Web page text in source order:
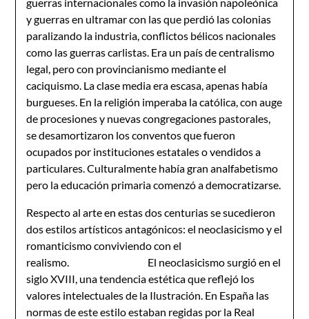
y guerras en ultramar con las que perdió las colonias
paralizando la industria, conflictos bélicos nacionales
como las guerras carlistas. Era un país de centralismo
legal, pero con provincianismo mediante el
caciquismo. La clase media era escasa, apenas había
burgueses. En la religión imperaba la católica, con auge
de procesiones y nuevas congregaciones pastorales,
se desamortizaron los conventos que fueron
ocupados por instituciones estatales o vendidos a
particulares. Culturalmente había gran analfabetismo
pero la educación primaria comenzó a democratizarse.
Respecto al arte en estas dos centurias se sucedieron
dos estilos artísticos antagónicos: el neoclasicismo y el
romanticismo conviviendo con el
realismo. El neoclasicismo surgió en el
siglo XVIII, una tendencia estética que reflejó los
valores intelectuales de la Ilustración. En España las
normas de este estilo estaban regidas por la Real